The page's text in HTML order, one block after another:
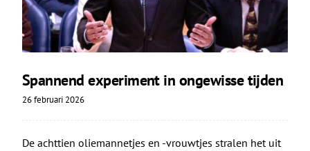
Spannend experiment in ongewisse tijden
26 februari 2026
De achttien oliemannetjes en -vrouwtjes stralen het uit